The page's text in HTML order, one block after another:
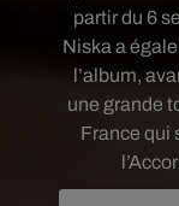
partir du 6
Niska a
l’album,
une grande
France qui